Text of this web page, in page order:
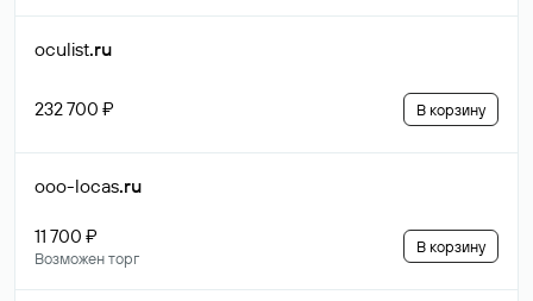
oculist.ru
232 700 ₽ В корзину
ooo-locas.ru
11 700 ₽
Возможен торг
В корзину